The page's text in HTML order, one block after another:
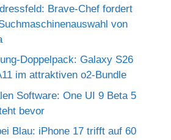
Brave-Chef fordert
von
Doppelpack: Galaxy S26
im attraktiven o2-Bundle
Software: One UI 9 Beta 5
bevor
Blau: iPhone 17 trifft auf 60